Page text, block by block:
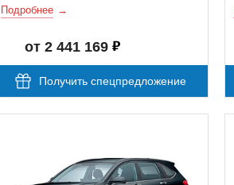
Подробнее
от 2 441 169
Получить спецпредложение